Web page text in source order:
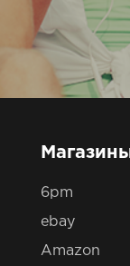
6pm
ebay
Amazon